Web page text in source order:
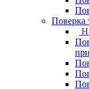
Поверка